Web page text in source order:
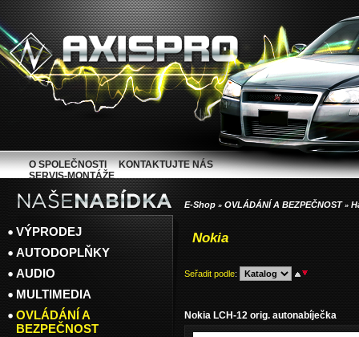
E-Shop » OVLÁDÁNÍ A BEZPEČNOST »
Nokia
Seřadit podle:
Nokia LCH-12 orig. autonabíječka
VÝPRODEJ
AUTODOPLŇKY
AUDIO
MULTIMEDIA
OVLÁDÁNÍ A
BEZPEČNOST
O SPOLEČNOSTI
KONTAKTUJTE NÁS
SERVIS-MONTÁŽE